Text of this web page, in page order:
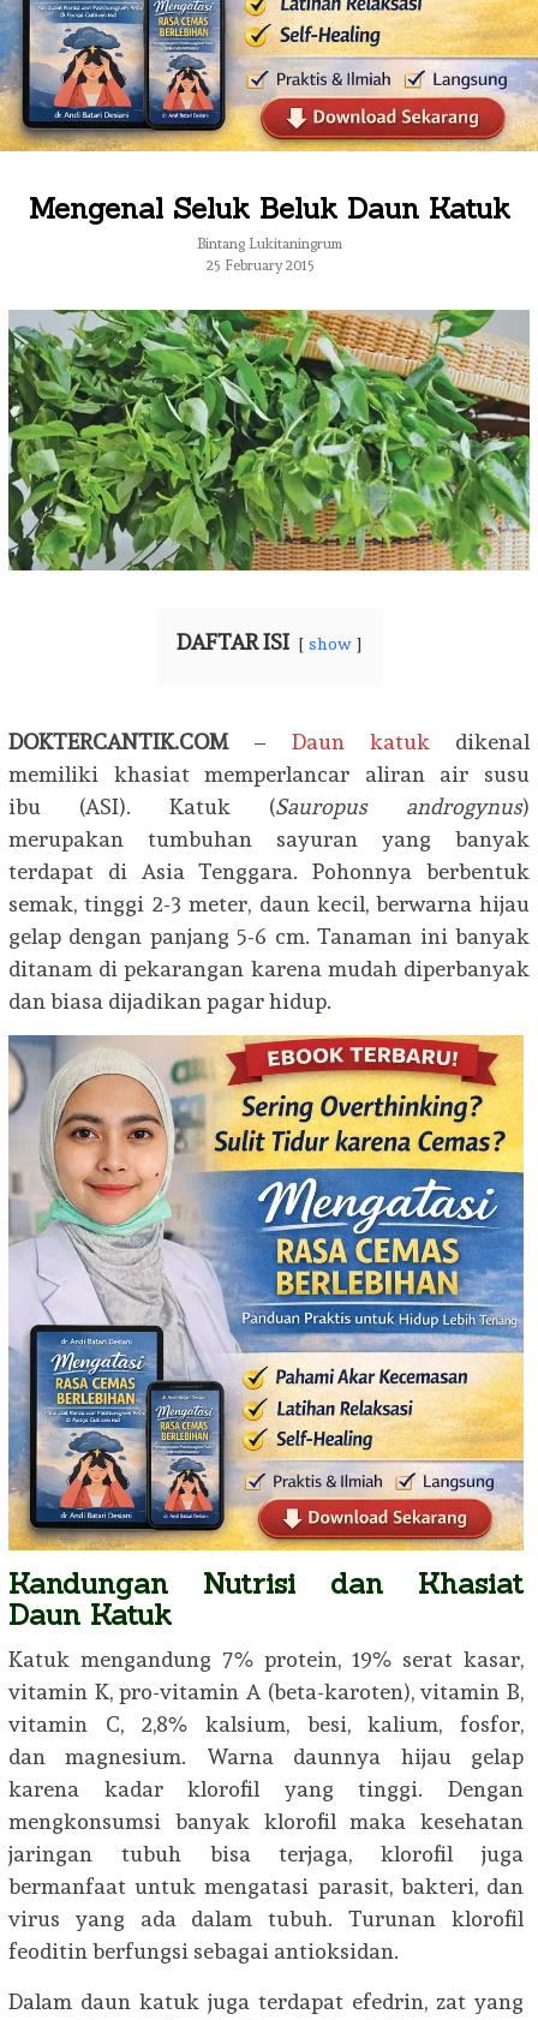
Mengenal Seluk Beluk Daun Katuk
Bintang Lukitaningrum
25 February 2015
DAFTAR ISI show
DOKTERCANTIK.COM– Daun katuk dikenal
memiliki khasiat memperlancar aliran air susu
ibu (ASI). Katuk (Sauropus androgynus)
merupakan tumbuhan sayuran yang banyak
terdapat di Asia Tenggara. Pohonnya berbentuk
semak, tinggi 2-3 meter, daun kecil, berwarna hijau
gelap dengan panjang 5-6 cm. Tanaman ini banyak
ditanam di pekarangan karena mudah diperbanyak
dan biasa dijadikan pagar hidup.
Kandungan Nutrisi dan Khasiat
Daun Katuk
Katuk mengandung 7% protein, 19% serat kasar,
vitamin K, pro-vitamin A (beta-karoten), vitamin B,
vitamin C, 2,8% kalsium, besi, kalium, fosfor,
dan magnesium. Warna daunnya hijau gelap
karena kadar klorofil yang tinggi. Dengan
mengkonsumsi banyak klorofil maka kesehatan
jaringan tubuh bisa terjaga, klorofil juga
bermanfaat untuk mengatasi parasit, bakteri, dan
virus yang ada dalam tubuh. Turunan klorofil
feoditin berfungsi sebagai antioksidan.
Dalam daun katuk juga terdapat efedrin, zat yang